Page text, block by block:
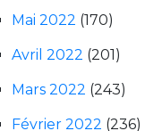
Mai 2022 (170)
Avril 2022 (201)
Mars 2022 (243)
Février 2022 (236)